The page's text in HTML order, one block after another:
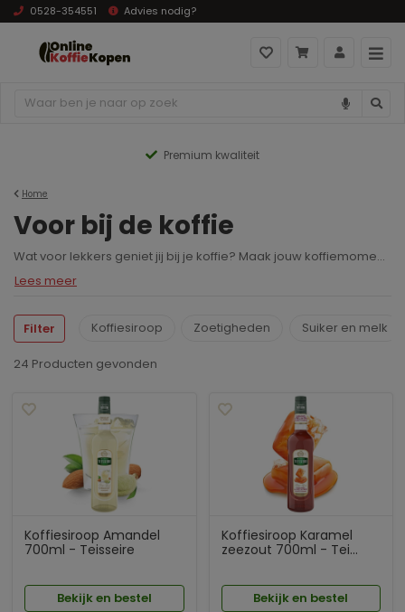
0528-354551 Advies nodig?
Premium kwaliteit
Home
Voor bij de koffie
Wat voor lekkers geniet jij bij je koffie? Maak jouw koffiemoment compleet met een heerlijke traktatie. Bij Onlinekoffiekopen hebben we een breed assortiment producten die jouw koffiebeleving naar een hoger niveau tillen. Kies je voor siroop, een koekje, een stukje nougat, of misschien wel alles
Lees meer
Filter Koffiesiroop Zoetigheden Suiker en melk
24 Producten gevonden
Koffiesiroop Amandel
700ml - Teisseire
Bekijk en bestel
Koffiesiroop Karamel
zeezout 700ml - Tei...
Bekijk en bestel
hoog naar laag